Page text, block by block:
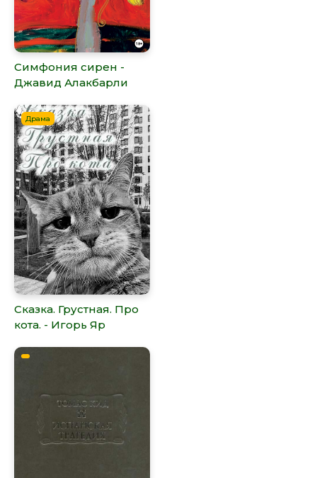
Симфония сирен -
Джавид Алакбарли
Драма
Сказка. Грустная. Про
кота. - Игорь Яр